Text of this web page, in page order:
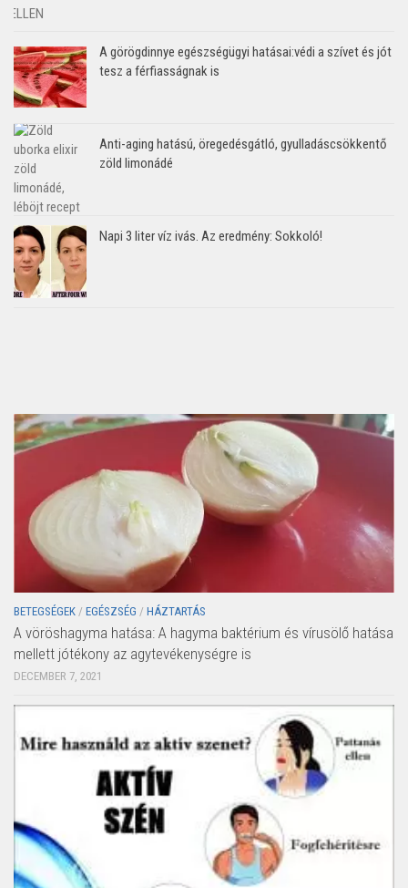
A görögdinnye egészségügyi hatásai:védi a szívet és jót
tesz a férfiasságnak is
Anti-aging hatású, öregedésgátló, gyulladáscsökkentő
zöld limonádé
Napi 3 liter víz ivás. Az eredmény: Sokkoló!
BETEGSÉGEK / EGÉSZSÉG / HÁZTARTÁS
A vöröshagyma hatása: A hagyma baktérium és vírusölő hatása
mellett jótékony az agytevékenységre is
DECEMBER 7, 2021